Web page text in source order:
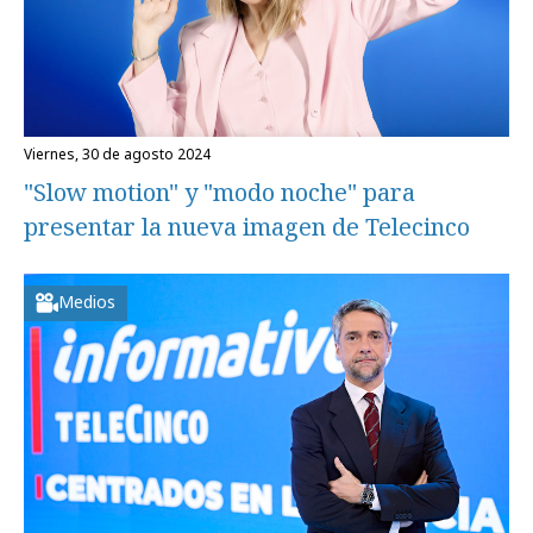
viernes, 30 de agosto 2024
"Slow motion" y "modo noche" para
presentar la nueva imagen de Telecinco
Medios